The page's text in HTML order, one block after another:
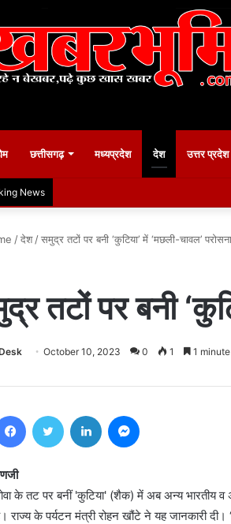
छत्तीसगढ़ मध्यप्रदेश देश उत्तर प्रदेश
News
/देश /समुद्र तटों पर बनी ‘कुटिया’ में ‘मछली-चावल’
तटों पर बनी
October 10, 2023 0 1 1
के तट पर बनीं 'कुटिया' (शैक) में अब अन्य भारतीय व
राज्य के पर्यटन मंत्री रोहन खौंटे ने यह जानकारी